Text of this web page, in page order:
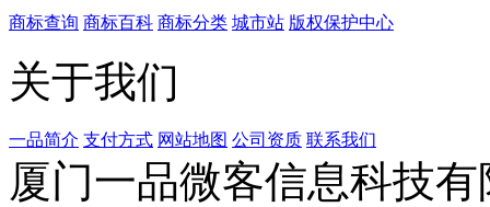
商标查询 商标百科 商标分类 城市站 版权保护中心
关于我们
一品简介 支付方式 网站地图 公司资质 联系我们
厦门一品微客信息科技